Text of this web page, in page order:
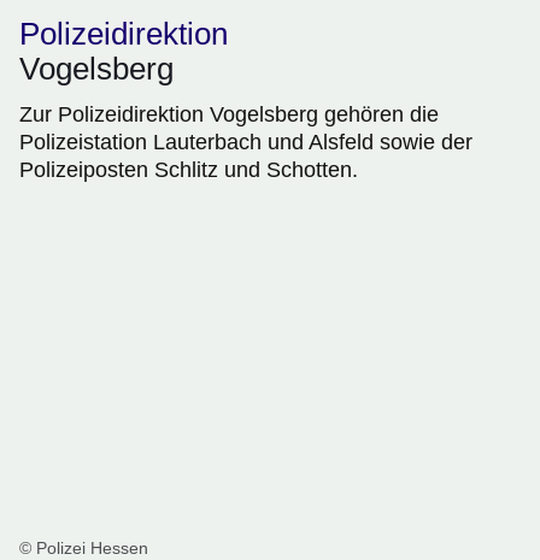
Polizeidirektion
Vogelsberg
Zur Polizeidirektion Vogelsberg gehören die
Polizeistation Lauterbach und Alsfeld sowie der
Polizeiposten Schlitz und Schotten.
© Polizei Hessen